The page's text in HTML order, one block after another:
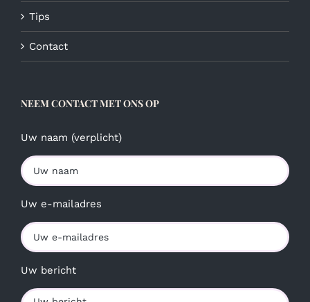
Tips
Contact
NEEM CONTACT MET ONS OP
Uw naam (verplicht)
Uw e-mailadres
Uw bericht